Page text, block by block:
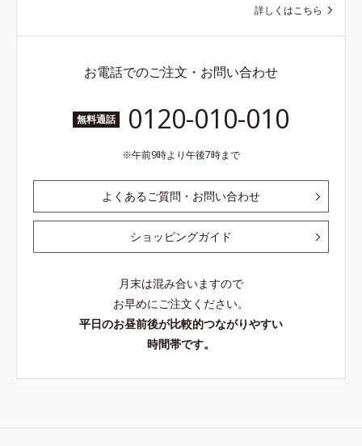
詳しくはこちら
お電話でのご注文・お問い合わせ
無料通話 0120-010-010
午前9時より午後7時まで
よくあるご質問・お問い合わせ
ショッピングガイド
月末は混み合いますので
お早めにご注文ください。
平日のお昼前後が比較的つながりやすい
時間帯です。